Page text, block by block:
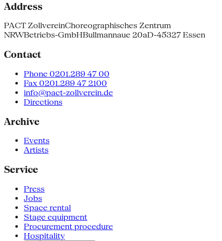
Address
PACT ZollvereinChoreographisches Zentrum
NRWBetriebs-GmbHBullmannaue 20aD-45327 Essen
Contact
Phone 0201.289 47 00
Fax 0201.289 47 2100
info@pact-zollverein.de
Directions
Archive
Events
Artists
Service
Press
Jobs
Space rental
Stage equipment
Procurement procedure
Hospitality